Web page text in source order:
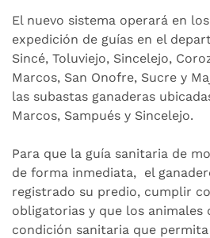
El nuevo sistema operará en
expedición de guías en el
Sincé, Toluviejo, Sincelejo,
Marcos, San Onofre, Sucre y
las subastas ganaderas
Marcos, Sampués y Sincelejo.
Para que la guía sanitaria de
de forma inmediata, el
registrado su predio, cumplir
obligatorias y que los animales
condición sanitaria que